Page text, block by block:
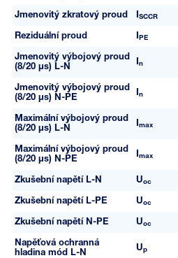
Jmenovitý zkratový proud SCCR
Reziduální proud PE
Jmenovitý výbojový proud
(8/20 µs) L-N
n
Jmenovitý výbojový proud
(8/20 µs) N-PE
n
Maximální výbojový proud
(8/20 µs) L-N
max
Maximální výbojový proud
(8/20 µs) N-PE
max
Zkušební napětí L-N Uoc
Zkušební napětí L-PE Uoc
Zkušební napětí N-PE Uoc
Napěťová ochranná
hladina mód L-N
Up